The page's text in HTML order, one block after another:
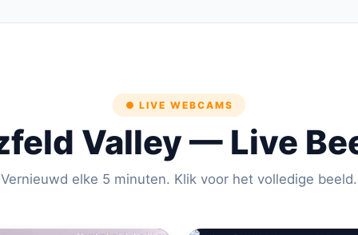
● LIVE WEBCAMS
Valley — Live
Vernieuwd elke 5 minuten. Klik voor het volledige beeld.